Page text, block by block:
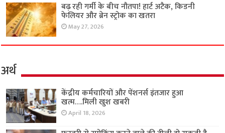
बढ़ रही गर्मी के बीच नौतपा! हार्ट अटैक, किडनी
फेलियर और ब्रेन स्ट्रोक का खतरा
May 27, 2026
अर्थ
केंद्रीय कर्मचारियों और पेंशनर्स इंतजार हुआ
खत्म….मिली खुश खबरी
April 18, 2026